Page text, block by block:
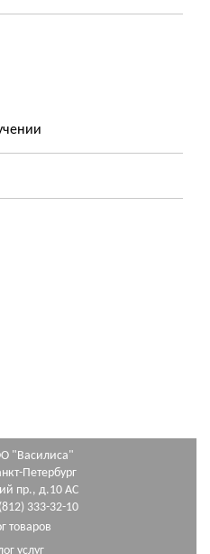
"Василиса"
Петербург
пр., д.10 АС
333-32-10
товаров
услуг